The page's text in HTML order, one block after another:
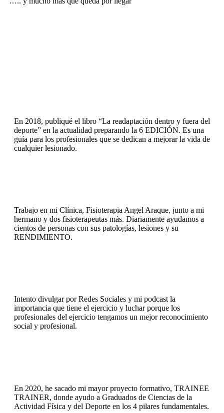
En 2018, publiqué el libro “La readaptación dentro y fuera del
deporte” en la actualidad preparando la 6 EDICIÓN. Es una
guía para los profesionales que se dedican a mejorar la vida de
cualquier lesionado.
Trabajo en mi Clínica, Fisioterapia Angel Araque, junto a mi
hermano y dos fisioterapeutas más. Diariamente ayudamos a
cientos de personas con sus patologías, lesiones y su
RENDIMIENTO.
Intento divulgar por Redes Sociales y mi podcast la
importancia que tiene el ejercicio y luchar porque los
profesionales del ejercicio tengamos un mejor reconocimiento
social y profesional.
En 2020, he sacado mi mayor proyecto formativo, TRAINEE
TRAINER, donde ayudo a Graduados de Ciencias de la
Actividad Física y del Deporte en los 4 pilares fundamentales.